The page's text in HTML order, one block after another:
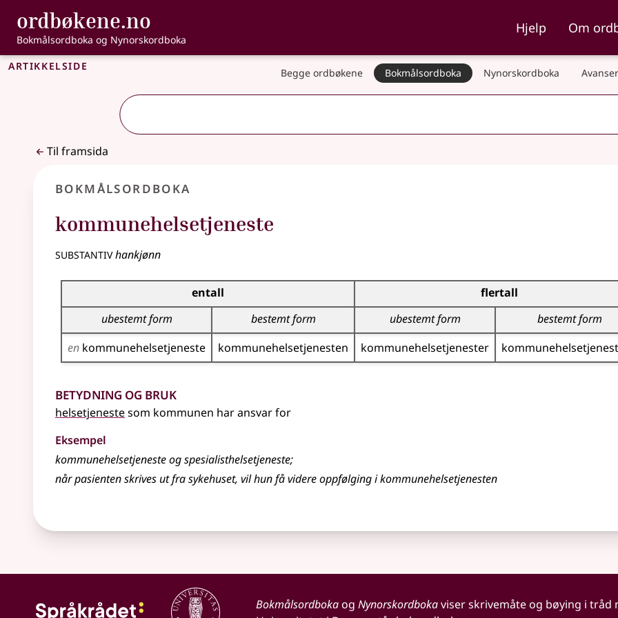
Gå til hovudinnhald
Tilgjenge
ordbøkene.no , Bokmålsordboka og Nynorskordboka
Bokmålsordboka og Nynorskordboka
Hjelp Om
Artikkelside Begge ordbøkene Bokmålsordboka Nynorskordboka
Til framsida
Bokmålsordboka
kommunehelsetjeneste
substantivhankjønn
Bøyingstabell for dette substantivet
entall
flertall
ubestemt form
bestemt form ubestemt form
bestemt form
en kommune­helsetjeneste kommune­helsetjenesten kommune­helsetjenester
Betydning og bruk
helsetjenestesom kommunen har ansvar for
Eksempel
kommunehelsetjeneste og spesialisthelsetjeneste;
når pasienten skrives ut fra sykehuset, vil hun få videre oppfølging i kommunehelsetjenesten
Bokmålsordbokaog Nynorskordbokaviser skrivemåte og bøying i tråd